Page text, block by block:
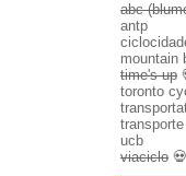
abc
antp
mountain
time's up
toronto
ucb
viaciclo 💀